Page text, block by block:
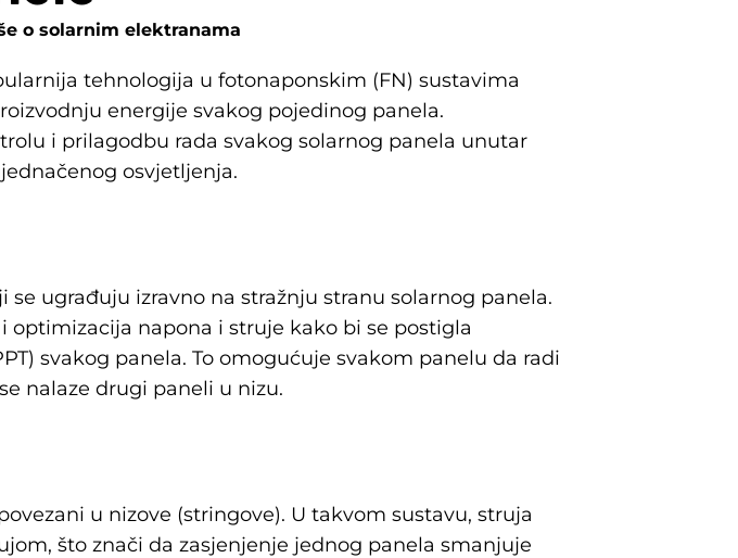
o solarnim elektranama
tehnologija u fotonaponskim (FN) sustavima
energije svakog pojedinog panela.
i prilagodbu rada svakog solarnog panela unutar
osvjetljenja.
ugrađuju izravno na stražnju stranu solarnog panela.
napona i struje kako bi se postigla
svakog panela. To omogućuje svakom panelu da radi
nalaze drugi paneli u nizu.
u nizove (stringove). U takvom sustavu, struja
što znači da zasjenjenje jednog panela smanjuje